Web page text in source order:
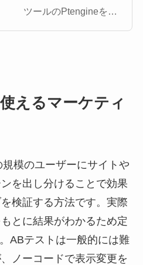
ツールのPtengineを解
説します。ヒートマッ
るのかが直感的に分析
できます。特に、マー
にとって心強 […]
えるマーケティ
模のユーザーにサイトや
を出し分けることで効果
検証する方法です。実際
とに結果がわかるため定
ABテストは一般的には難
ノーコードで表示変更を